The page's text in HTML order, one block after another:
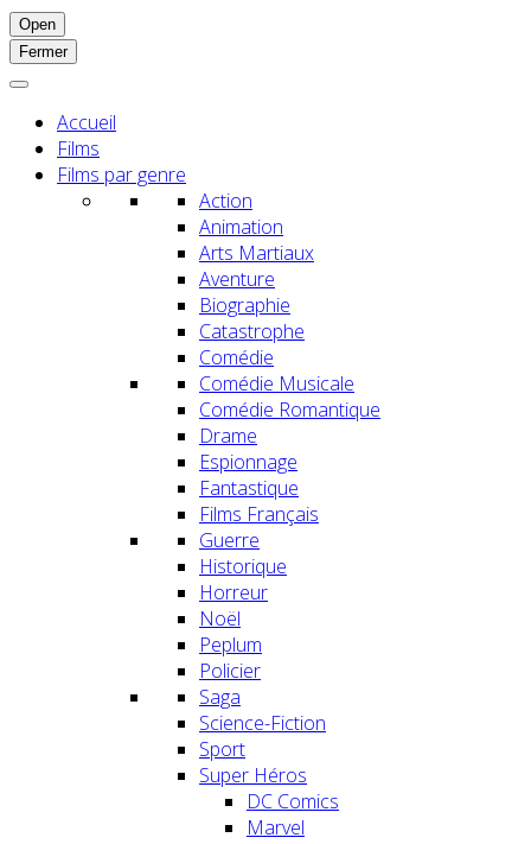
Open
Fermer
Accueil
Films
Films par genre
Action
Animation
Arts Martiaux
Aventure
Biographie
Catastrophe
Comédie
Comédie Musicale
Comédie Romantique
Drame
Espionnage
Fantastique
Films Français
Guerre
Historique
Horreur
Noël
Peplum
Policier
Saga
Science-Fiction
Sport
Super Héros
DC Comics
Marvel